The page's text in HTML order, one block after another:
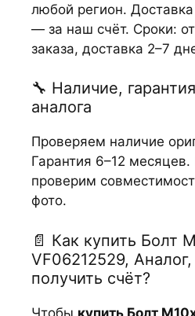
любой регион.
— за наш счёт. Сроки:
заказа, доставка 2–7
🔧 Наличие,
аналога
Проверяем наличие
Гарантия 6–12 месяцев.
проверим
фото.
📄 Как купить Болт
VF06212529,
получить счёт?
Чтобы купить Болт